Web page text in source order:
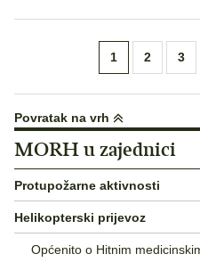
objava
1 2 3
Povratak na vrh
MORH u zajednici
Protupožarne aktivnosti
Helikopterski prijevoz
Općenito o Hitnim